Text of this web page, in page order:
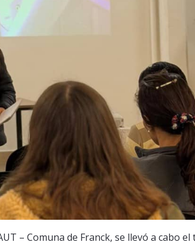
– Comuna de Franck, se llevó a cabo el